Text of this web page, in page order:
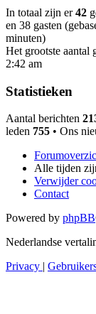
In totaal zijn er42
en 38 gasten
minuten)
Het grootste aantal
2:42 am
Statistieken
Aantal berichten
leden 755 • Ons
Alle tijden
Verwijder
Contact
Powered by phpBB
Nederlandse
Privacy |